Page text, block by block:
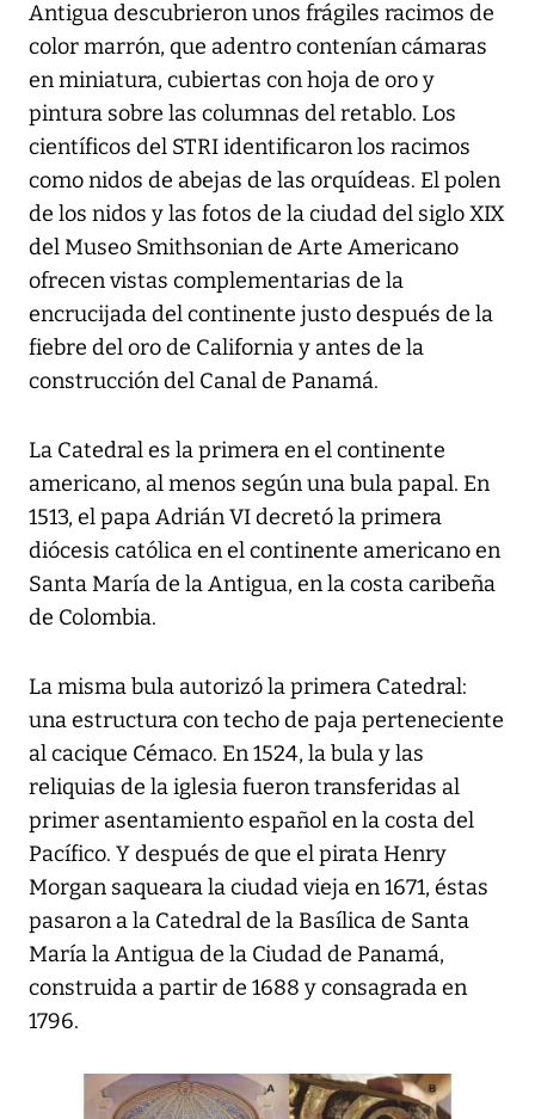
Antigua descubrieron unos frágiles racimos de
color marrón, que adentro contenían cámaras
en miniatura, cubiertas con hoja de oro y
pintura sobre las columnas del retablo. Los
científicos del STRI identificaron los racimos
como nidos de abejas de las orquídeas. El polen
de los nidos y las fotos de la ciudad del siglo XIX
del Museo Smithsonian de Arte Americano
ofrecen vistas complementarias de la
encrucijada del continente justo después de la
fiebre del oro de California y antes de la
construcción del Canal de Panamá.
La Catedral es la primera en el continente
americano, al menos según una bula papal. En
1513, el papa Adrián VI decretó la primera
diócesis católica en el continente americano en
Santa María de la Antigua, en la costa caribeña
de Colombia.
La misma bula autorizó la primera Catedral:
una estructura con techo de paja perteneciente
al cacique Cémaco. En 1524, la bula y las
reliquias de la iglesia fueron transferidas al
primer asentamiento español en la costa del
Pacífico. Y después de que el pirata Henry
Morgan saqueara la ciudad vieja en 1671, éstas
pasaron a la Catedral de la Basílica de Santa
María la Antigua de la Ciudad de Panamá,
construida a partir de 1688 y consagrada en
1796.